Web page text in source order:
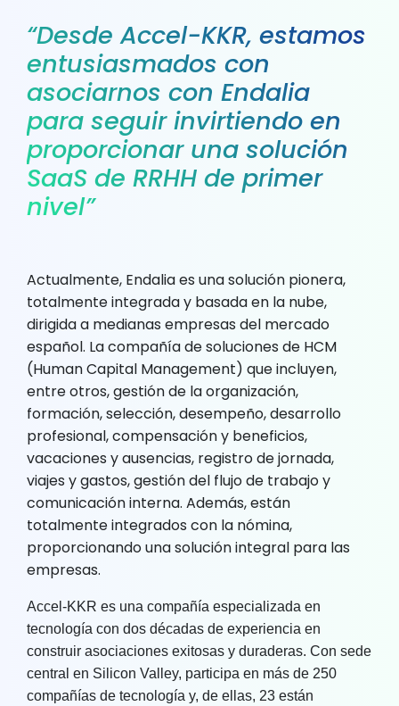
“Desde Accel-KKR, estamos
entusiasmados con
asociarnos con Endalia
para seguir invirtiendo en
proporcionar una solución
SaaS de RRHH de primer
nivel”
Actualmente, Endalia es una solución pionera,
totalmente integrada y basada en la nube,
dirigida a medianas empresas del mercado
español. La compañía de soluciones de HCM
(Human Capital Management) que incluyen,
entre otros, gestión de la organización,
formación, selección, desempeño, desarrollo
profesional, compensación y beneficios,
vacaciones y ausencias, registro de jornada,
viajes y gastos, gestión del flujo de trabajo y
comunicación interna. Además, están
totalmente integrados con la nómina,
proporcionando una solución integral para las
empresas.
Accel-KKR es una compañía especializada en
tecnología con dos décadas de experiencia en
construir asociaciones exitosas y duraderas. Con sede
central en Silicon Valley, participa en más de 250
compañías de tecnología y, de ellas, 23 están